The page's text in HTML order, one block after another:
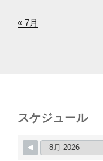
« 7月
スケジュール